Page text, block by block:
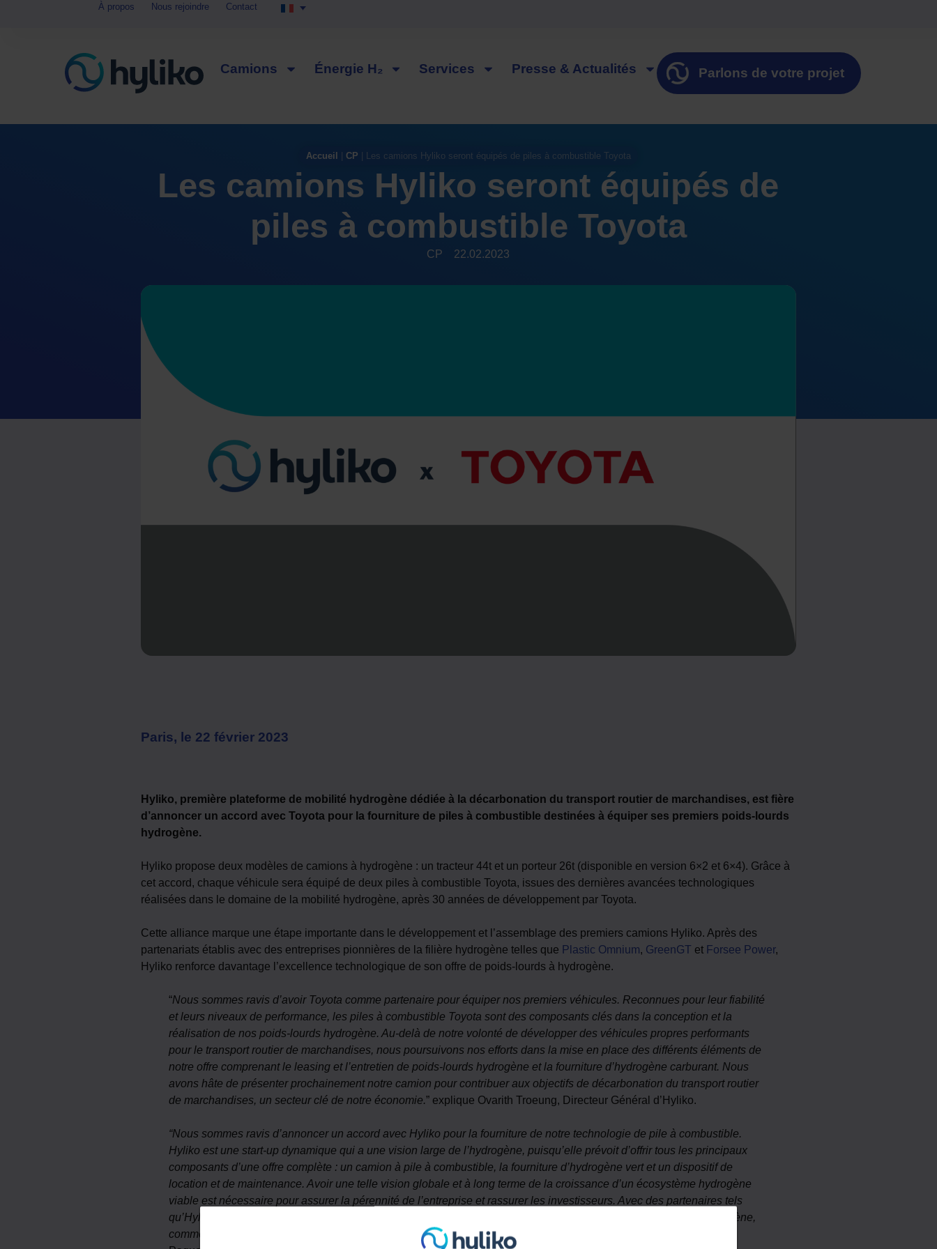
À propos Nous rejoindre Contact
Camions Énergie H₂ Services Presse & Actualités Parlons de votre projet
Accueil CP Les camions Hyliko seront équipés de piles à combustible Toyota
Les camions Hyliko seront équipés de
piles à combustible Toyota
CP 22.02.2023
Paris, le 22 février 2023
Hyliko, première plateforme de mobilité hydrogène dédiée à la décarbonation du transport routier de marchandises, est fière
d’annoncer un accord avec Toyota pour la fourniture de piles à combustible destinées à équiper ses premiers poids-lourds
hydrogène.
Hyliko propose deux modèles de camions à hydrogène : un tracteur 44t et un porteur 26t (disponible en version 6×2 et 6×4). Grâce à
cet accord, chaque véhicule sera équipé de deux piles à combustible Toyota, issues des dernières avancées technologiques
réalisées dans le domaine de la mobilité hydrogène, après 30 années de développement par Toyota.
Cette alliance marque une étape importante dans le développement et l’assemblage des premiers camions Hyliko. Après des
partenariats établis avec des entreprises pionnières de la filière hydrogène telles que Plastic Omnium, GreenGT et Forsee Power,
Hyliko renforce davantage l’excellence technologique de son offre de poids-lourds à hydrogène.
“Nous sommes ravis d’avoir Toyota comme partenaire pour équiper nos premiers véhicules. Reconnues pour leur fiabilité
et leurs niveaux de performance, les piles à combustible Toyota sont des composants clés dans la conception et la
réalisation de nos poids-lourds hydrogène. Au-delà de notre volonté de développer des véhicules propres performants
pour le transport routier de marchandises, nous poursuivons nos efforts dans la mise en place des différents éléments de
notre offre comprenant le leasing et l’entretien de poids-lourds hydrogène et la fourniture d’hydrogène carburant. Nous
avons hâte de présenter prochainement notre camion pour contribuer aux objectifs de décarbonation du transport routier
de marchandises, un secteur clé de notre économie.” explique Ovarith Troeung, Directeur Général d’Hyliko.
“Nous sommes ravis d’annoncer un accord avec Hyliko pour la fourniture de notre technologie de pile à combustible.
Hyliko est une start-up dynamique qui a une vision large de l’hydrogène, puisqu’elle prévoit d’offrir tous les principaux
composants d’une offre complète : un camion à pile à combustible, la fourniture d’hydrogène vert et un dispositif de
location et de maintenance. Avoir une telle vision globale et à long terme de la croissance d’un écosystème hydrogène
viable est nécessaire pour assurer la pérennité de l’entreprise et rassurer les investisseurs. Avec des partenaires tels
qu’Hyliko, nous continuerons à stimuler les offres dans toute l’Europe en vue d’une plus grande société de l’hydrogène,
comme l’un des principaux éléments constitutifs pour atteindre la neutralité carbone d’ici 2040”
Panneau de gestion des cookies